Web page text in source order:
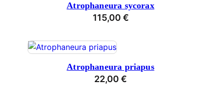
Atrophaneura sycorax
115,00 €
Atrophaneura priapus
22,00 €